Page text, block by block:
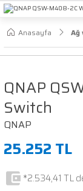
Anasayfa Ağ
QNAP
Switch
QNAP
25.252 TL
*2.534,41 TL